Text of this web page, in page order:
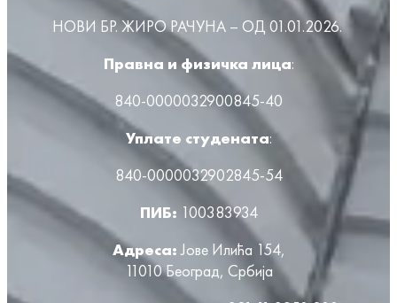
НОВИ БР. ЖИРО РАЧУНА – ОД 01.01.2026.
Правна и физичка лица:
840-0000032900845-40
Уплате студената:
840-0000032902845-54
ПИБ: 100383934
Адреса:Јове Илића 154,
11010 Београд, Србија